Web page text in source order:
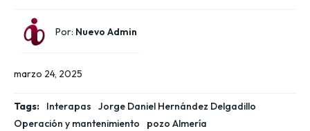
Por: Nuevo Admin
marzo 24, 2025
Tags: Interapas
Jorge Daniel Hernández Delgadillo
Operación y mantenimiento
pozo Almería